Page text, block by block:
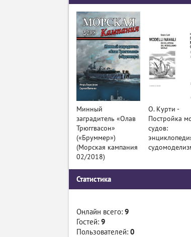
Минный
заградитель «Олав
Трюггвасон»
(«Бруммер»)
(Морская кампания
02/2018)
О. Курти -
Постройка
судов:
Статистика
Онлайн всего: 9
Гостей: 9
Пользователей: 0